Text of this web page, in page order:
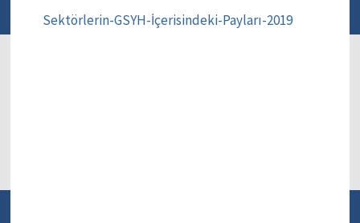
Sektörlerin-GSYH-İçerisindeki-Payları-2019